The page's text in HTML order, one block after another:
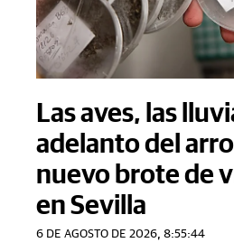
Las aves, las
adelanto del
nuevo brote de
en Sevilla
6 DE AGOSTO DE 2026, 8:55:44